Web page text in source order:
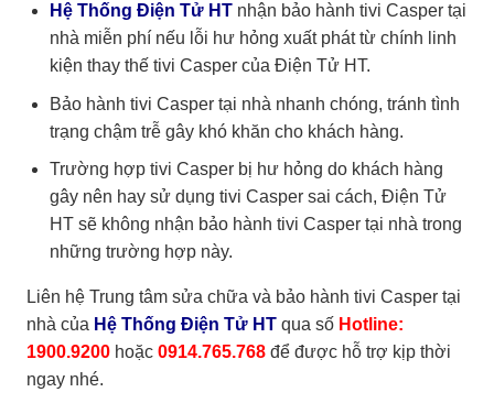
Hệ Thống Điện Tử HTnhận bảo hành tivi Casper tại
nhà miễn phí nếu lỗi hư hỏng xuất phát từ chính linh
kiện thay thế tivi Casper của Điện Tử HT.
Bảo hành tivi Casper tại nhà nhanh chóng, tránh tình
trạng chậm trễ gây khó khăn cho khách hàng.
Trường hợp tivi Casper bị hư hỏng do khách hàng
gây nên hay sử dụng tivi Casper sai cách, Điện Tử
HT sẽ không nhận bảo hành tivi Casper tại nhà trong
những trường hợp này.
Liên hệ Trung tâm sửa chữa và bảo hành tivi Casper tại
nhà của Hệ Thống Điện Tử HT qua số Hotline:
1900.9200 hoặc 0914.765.768 để được hỗ trợ kịp thời
ngay nhé.